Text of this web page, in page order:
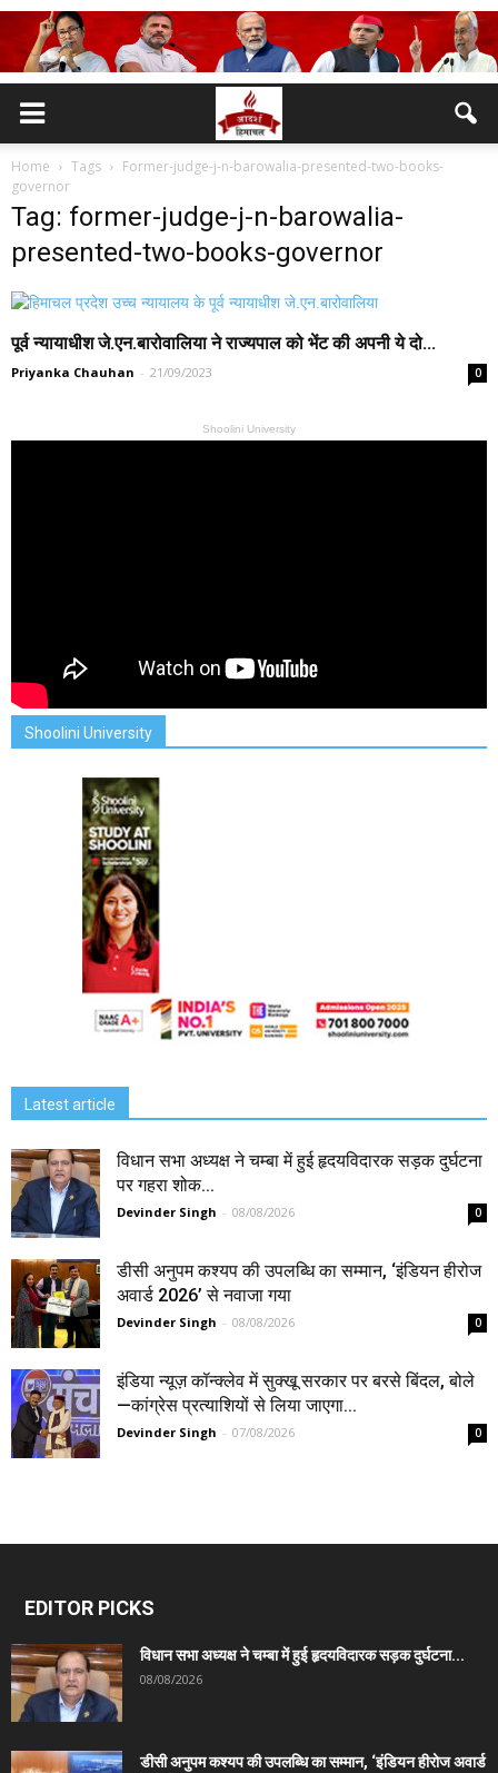
Home Tags
Former-judge-j-n-barowalia-presented-two-books-
governor
Tag: former-judge-j-n-barowalia-
presented-two-books-governor
पूर्व न्यायाधीश जे.एन.बारोवालिया ने राज्यपाल को भेंट की अपनी ये दो...
Priyanka Chauhan - 21/09/2023 0
Shoolini University
Shoolini University
Latest article
विधान सभा अध्यक्ष ने चम्बा में हुई हृदयविदारक सड़क दुर्घटना
पर गहरा शोक...
Devinder Singh - 08/08/2026 0
डीसी अनुपम कश्यप की उपलब्धि का सम्मान, ‘इंडियन हीरोज
अवार्ड 2026’ से नवाजा गया
Devinder Singh - 08/08/2026 0
इंडिया न्यूज़ कॉन्क्लेव में सुक्खू सरकार पर बरसे बिंदल, बोले
—कांग्रेस प्रत्याशियों से लिया जाएगा...
Devinder Singh - 07/08/2026 0
EDITOR PICKS
विधान सभा अध्यक्ष ने चम्बा में हुई हृदयविदारक सड़क दुर्घटना...
08/08/2026
डीसी अनुपम कश्यप की उपलब्धि का सम्मान, ‘इंडियन हीरोज अवार्ड